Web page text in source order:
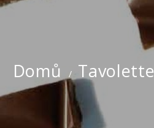
Domů Tavolette